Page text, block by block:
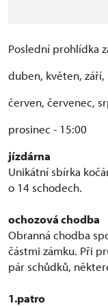
Poslední prohlídka
duben, květen,
červen, červenec,
prosinec - 15:00
jízdárna
Unikátní sbírka
o 14 schodech.
ochozová chodba
Obranná chodba
částmi zámku. Při
pár schůdků,
1.patro